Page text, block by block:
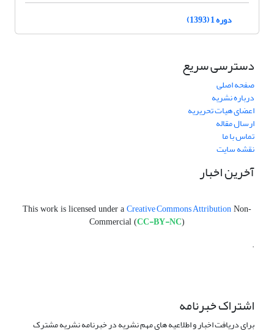
دوره 1 (1393)
دسترسی سریع
صفحه اصلی
درباره نشریه
اعضای هیات تحریریه
ارسال مقاله
تماس با ما
نقشه سایت
آخرین اخبار
This work is licensed under a Creative Commons Attribution Non-
Commercial (CC-BY-NC)
.
اشتراک خبرنامه
برای دریافت اخبار و اطلاعیه های مهم نشریه در خبرنامه نشریه مشترک